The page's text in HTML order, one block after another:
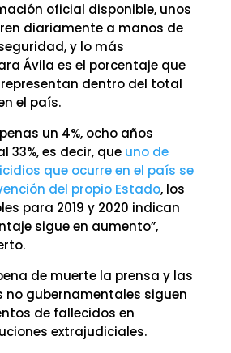
oficial disponible, unos
diariamente a manos de
y lo más
Ávila es el porcentaje que
dentro del total
el país.
un 4%, ocho años
33%, es decir, que uno de
que ocurre en el país se
del propio Estado, los
para 2019 y 2020 indican
sigue en aumento”,
de muerte la prensa y las
no gubernamentales siguen
de fallecidos en
extrajudiciales.